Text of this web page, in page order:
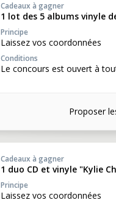
Cadeaux à gagner
1 lot des 5 albums vinyle
Principe
Laissez vos coordonnées
Conditions
Le concours est ouvert à
Proposer
Cadeaux à gagner
1 duo CD et vinyle "Kylie
Principe
Laissez vos coordonnées